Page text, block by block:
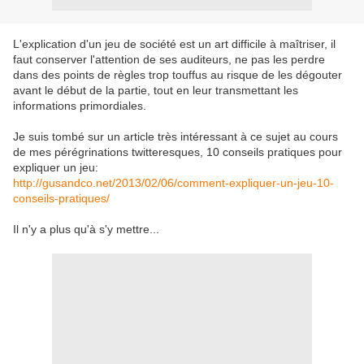
L'explication d'un jeu de société est un art difficile à maîtriser, il
faut conserver l'attention de ses auditeurs, ne pas les perdre
dans des points de règles trop touffus au risque de les dégouter
avant le début de la partie, tout en leur transmettant les
informations primordiales.
Je suis tombé sur un article très intéressant à ce sujet au cours
de mes pérégrinations twitteresques, 10 conseils pratiques pour
expliquer un jeu:
http://gusandco.net/2013/02/06/comment-expliquer-un-jeu-10-
conseils-pratiques/
Il n'y a plus qu'à s'y mettre...